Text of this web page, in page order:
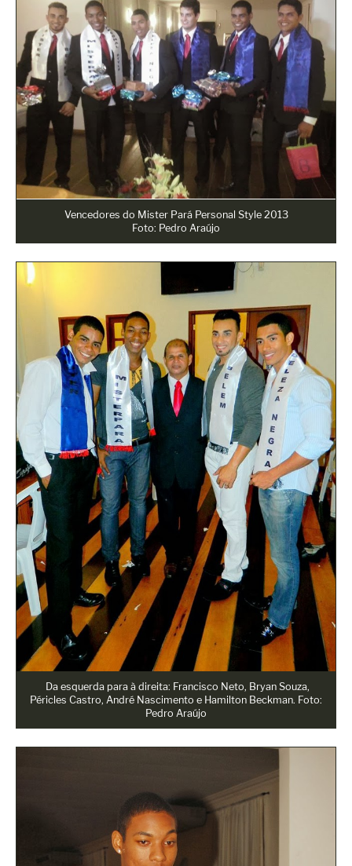
Vencedores do Mister Pará Personal Style 2013
Foto: Pedro Araújo
Da esquerda para à direita: Francisco Neto, Bryan Souza,
Péricles Castro, André Nascimento e Hamilton Beckman. Foto:
Pedro Araújo